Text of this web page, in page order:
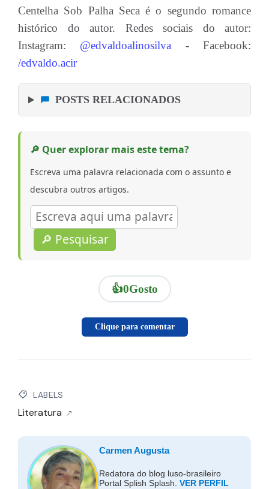
Centelha Sob Palha Seca é o segundo romance
histórico do autor. Redes sociais do autor:
Instagram: @edvaldoalinosilva - Facebook:
/edvaldo.acir
POSTS RELACIONADOS
🔎 Quer explorar mais este tema?
Escreva uma palavra relacionada com o assunto e
descubra outros artigos.
🔎 Pesquisar
👍0Gosto
Clique para comentar
LABELS
Literatura
Carmen Augusta
Redatora do blog luso-brasileiro
Portal Splish Splash. VER PERFIL